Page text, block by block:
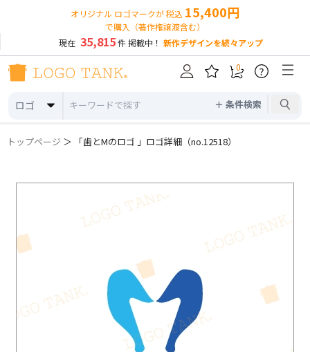
オリジナル ロゴマークが 税込 15,400円
で購入（著作権譲渡含む）
現在 35,815件 掲載中！ 新作デザインを続々アップ
ロゴ ＋ 条件検索
0 ?
トップページ ＞ 「歯とMのロゴ 」ロゴ詳細（no.12518）